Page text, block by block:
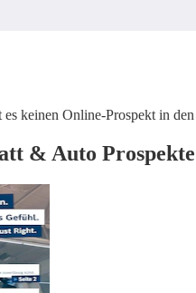
es keinen Online-Prospekt in
& Auto